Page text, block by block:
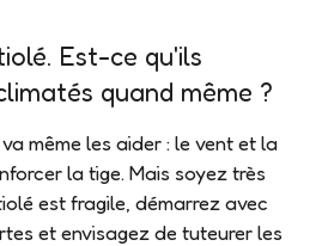
Est-ce qu'ils
quand même ?
même les aider : le vent et la
la tige. Mais soyez très
est fragile, démarrez avec
et envisagez de tuteurer les